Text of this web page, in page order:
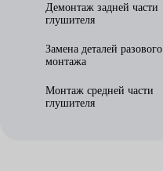
Демонтаж задней части
глушителя
Замена деталей разового
монтажа
Монтаж средней части
глушителя